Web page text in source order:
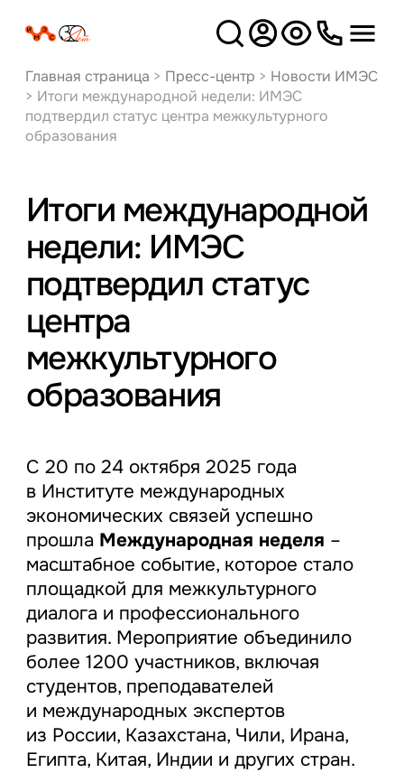
Версия
для слабовидящих
Главная страница > Пресс-центр > Новости ИМЭС
> Итоги международной недели: ИМЭС
подтвердил статус центра межкультурного
образования
Итоги международной
недели: ИМЭС
подтвердил статус
центра
межкультурного
образования
С 20 по 24 октября 2025 года
в Институте международных
экономических связей успешно
прошла Международная неделя –
масштабное событие, которое стало
площадкой для межкультурного
диалога и профессионального
развития. Мероприятие объединило
более 1200 участников, включая
студентов, преподавателей
и международных экспертов
из России, Казахстана, Чили, Ирана,
Египта, Китая, Индии и других стран.